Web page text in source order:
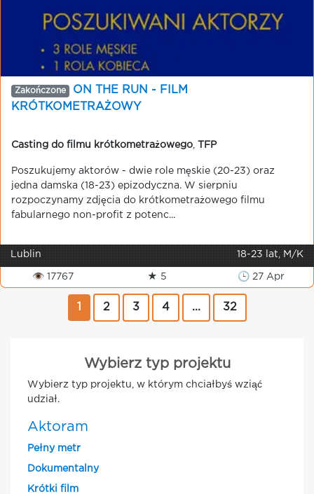
Zakończone
ON THE RUN - FILM
KRÓTKOMETRAŻOWY
Casting do filmu krótkometrażowego TFP
Poszukujemy aktorów - dwie role męskie (20-23) oraz
jedna damska (18-23) epizodyczna. W sierpniu
rozpoczynamy zdjęcia do krótkometrażowego filmu
fabularnego non-profit z potenc...
Lublin 18-23 lat, M/K
👁 17767 ★ 5 🕒 27 Apr
2 3 4 ... 32
Wybierz typ projektu
Wybierz typ projektu, w którym chciałbyś wziąć
udział.
Aktoram
Pełny metr
Dokumentalny
Krótki film